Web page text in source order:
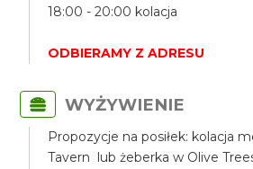
18:00 - 20:00 kolacja
ODBIERAMY Z ADRESU
WYŻYWIENIE
Propozycje na posiłek: kolacja
Tavern lub żeberka w Olive